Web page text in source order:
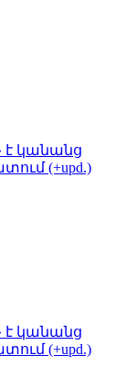
է կանանց
(+upd.)
է կանանց
(+upd.)